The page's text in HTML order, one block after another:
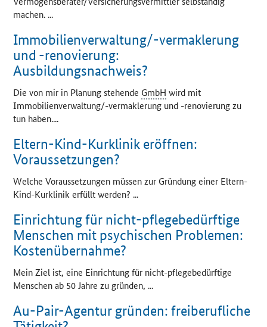
machen. ...
Immobilienverwaltung/-vermaklerung
und -renovierung:
Ausbildungsnachweis?
Die von mir in Planung stehende GmbH wird mit
Immobilienverwaltung/-vermaklerung und -renovierung zu
tun haben....
Eltern-Kind-Kurklinik eröffnen:
Voraussetzungen?
Welche Voraussetzungen müssen zur Gründung einer Eltern-
Kind-Kurklinik erfüllt werden? ...
Einrichtung für nicht-pflegebedürftige
Menschen mit psychischen Problemen:
Kostenübernahme?
Mein Ziel ist, eine Einrichtung für nicht-pflegebedürftige
Menschen ab 50 Jahre zu gründen, ...
Au-Pair-Agentur gründen: freiberufliche